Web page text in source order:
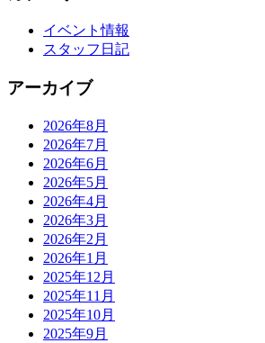
イベント情報
スタッフ日記
アーカイブ
2026年8月
2026年7月
2026年6月
2026年5月
2026年4月
2026年3月
2026年2月
2026年1月
2025年12月
2025年11月
2025年10月
2025年9月